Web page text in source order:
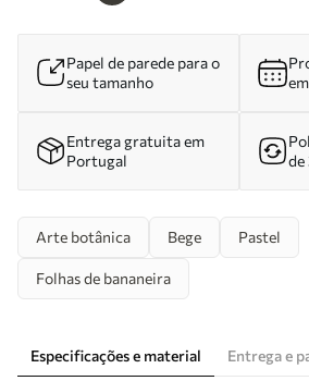
Papel de parede para o
seu tamanho
Entrega gratuita em
Portugal
de
Arte botânica Bege Pastel
Folhas de bananeira
Especificações e material Entrega e